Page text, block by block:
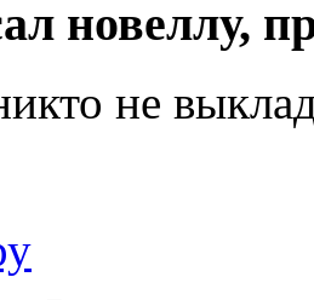
новеллу,
не